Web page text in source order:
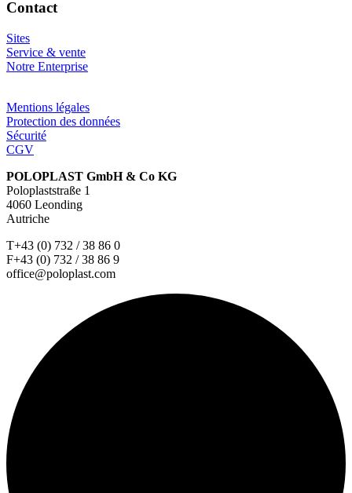
Contact
Sites
Service & vente
Notre Enterprise
Mentions légales
Protection des données
Sécurité
CGV
POLOPLAST GmbH & Co KG
Poloplaststraße 1
4060 Leonding
Autriche
T+43 (0) 732 / 38 86 0
F+43 (0) 732 / 38 86 9
office@poloplast.com